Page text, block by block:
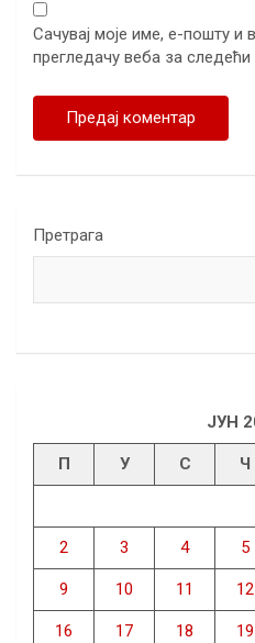
Сачувај моје име, е-пошту и
прегледачу веба за
Претрага
ЈУН
П У С Ч
2 3 4 5
9 10 11 12
16 17 18 19